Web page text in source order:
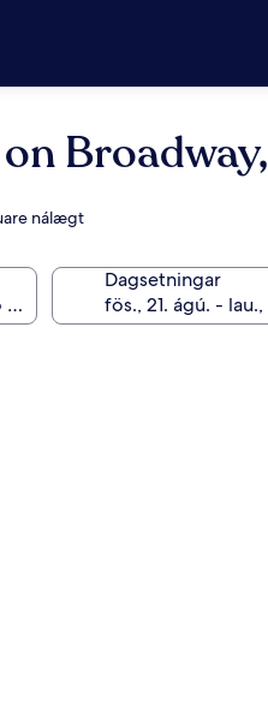
nálægt
Dagsetningar